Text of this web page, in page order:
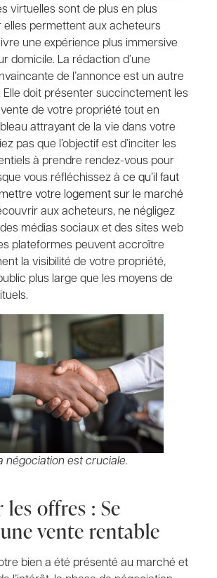
virtuelles sont de plus en plus
elles permettent aux acheteurs
une expérience plus immersive
domicile. La rédaction d’une
de l’annonce est un autre
doit présenter succinctement les
de votre propriété tout en
attrayant de la vie dans votre
pas que l’objectif est d’inciter les
à prendre rendez-vous pour
vous réfléchissez à ce qu’il faut
votre logement sur le marché
aux acheteurs, ne négligez
médias sociaux et des sites web
plateformes peuvent accroître
la visibilité de votre propriété,
plus large que les moyens de
négociation est cruciale.
les offres : Se
vente rentable
bien a été présenté au marché et